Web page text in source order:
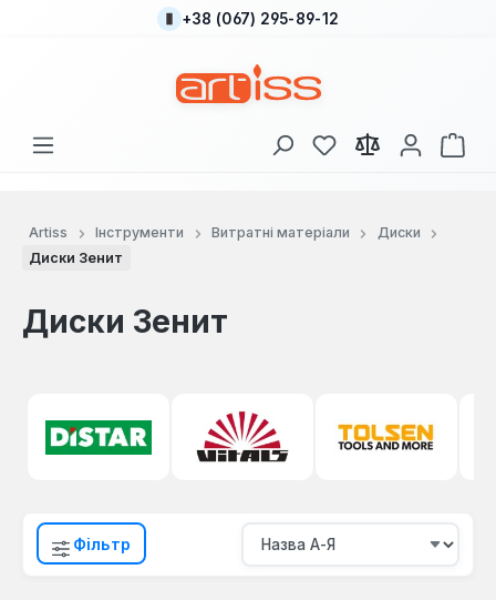
Перейти до основного вмісту
+38 (067) 295-89-12
У вас є 0 у списку
Artiss Інструменти Витратні матеріали
Диски
Диски Зенит
Диски Зенит
Фільтр